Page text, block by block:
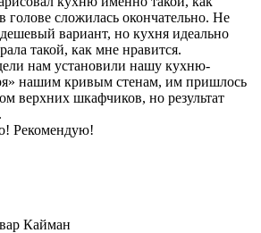
голове сложилась окончательно. Не
вариант, но кухня идеально
такой, как мне нравится.
нам установили нашу кухню-
нашим кривым стенам, им пришлось
верхних шкафчиков, но результат
Рекомендую!
Кайман